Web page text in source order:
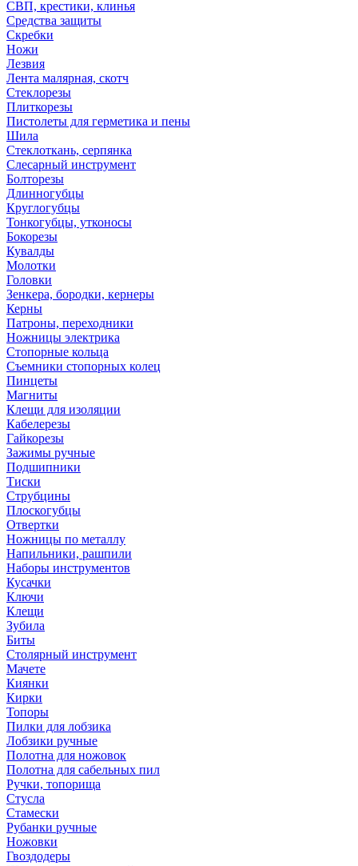
СВП, крестики, клинья
Средства защиты
Скребки
Ножи
Лезвия
Лента малярная, скотч
Стеклорезы
Плиткорезы
Пистолеты для герметика и пены
Шила
Стеклоткань, серпянка
Слесарный инструмент
Болторезы
Длинногубцы
Круглогубцы
Тонкогубцы, утконосы
Бокорезы
Кувалды
Молотки
Головки
Зенкера, бородки, кернеры
Керны
Патроны, переходники
Ножницы электрика
Стопорные кольца
Съемники стопорных колец
Пинцеты
Магниты
Клещи для изоляции
Кабелерезы
Гайкорезы
Зажимы ручные
Подшипники
Тиски
Струбцины
Плоскогубцы
Отвертки
Ножницы по металлу
Напильники, рашпили
Наборы инструментов
Кусачки
Ключи
Клещи
Зубила
Биты
Столярный инструмент
Мачете
Киянки
Кирки
Топоры
Пилки для лобзика
Лобзики ручные
Полотна для ножовок
Полотна для сабельных пил
Ручки, топорища
Стусла
Стамески
Рубанки ручные
Ножовки
Гвоздодеры